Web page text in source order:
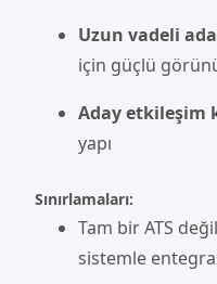
Uzun vadeli
için güçlü
Aday etkileşim
yapı
Sınırlamaları:
Tam bir ATS
sistemle